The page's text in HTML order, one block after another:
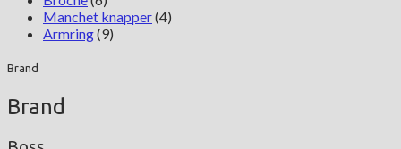
Manchet knapper(4)
Armring(9)
Brand
Brand